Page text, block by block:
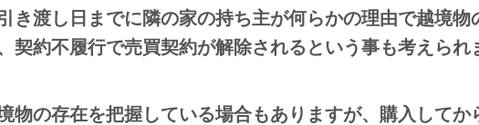
き渡し日までに隣の家の持ち主が何らかの理由で越境物
契約不履行で売買契約が解除されるという事も考えられ
物の存在を把握している場合もありますが、購入してか